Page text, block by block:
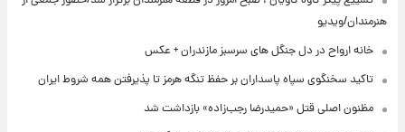
هنرمندان/ویدیو
خانه ارواح در دل جنگل های سرسبز مازندران + عکس
تاکید سخنگوی سپاه پاسداران بر حفظ تنگه هرمز تا پذیرفتن همه شروط ایران
مظنون اصلی قتل «حمیدرضا رجب‌زاده» بازداشت شد